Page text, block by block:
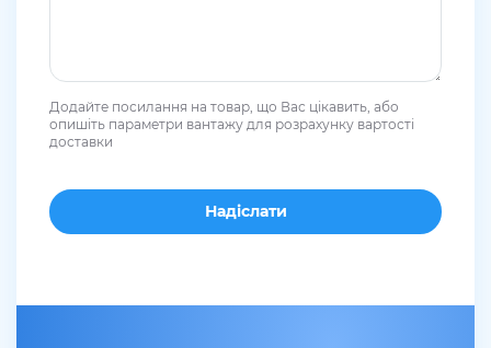
Додайте посилання на товар, що Вас цікавить, або
опишіть параметри вантажу для розрахунку вартості
доставки